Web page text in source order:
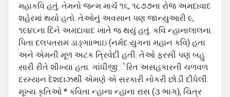
મહાકવિ હતું. તેમનો જન્મ માર્ચ ૧૬, ૧૮૭૭ના રોજ અમદાવાદ
શહેરમાં થયો હતો. તેઓનું અવસાન પણ જાન્યુઆરી ૯,
૧૯૪૬ના દિને અમદાવાદ ખાતે જ થયું હતું. કવિ ન્હાનાલાલના
પિતા દલપતરામ ડાઙ્ગાાભાઇ (નર્મદ યુગના મહાન કવિ) હતા
અને એમની મૂળ અટક ત્રિવેદી હતી. તેઓ ફરસી પણ બહુ
સારી રીતે શીખ્યા હતા. ગાંધીજી ેરિત અસહકારની ચળવળ
દરમ્યાન દેશદાઝથી એમણે એ સરકારી નોકરી છોડી દીધેલી.
મૂખ્ય કૃતિઓ * કવિતા ન્હાના ન્હાના રાસ (૩ ભાગ), ચિત્ર